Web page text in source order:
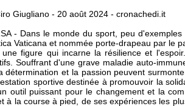
Giugliano - 20 août 2024 - cronachedi.it
- Dans le monde du sport, peu
Vaticana et nommée porte-drapeau par le
une figure qui incarne la résilience et
Souffrant d'une grave maladie auto-
détermination et la passion peuvent
sportive destinée à promouvoir la
outil puissant pour le changement et la
à la course à pied, de ses expériences les